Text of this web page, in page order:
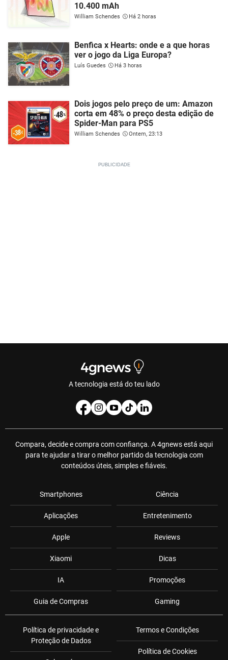
10.400 mAh
William Schendes Há 2 horas
Benfica x Hearts: onde e a que horas
ver o jogo da Liga Europa?
Luís Guedes Há 3 horas
Dois jogos pelo preço de um: Amazon
corta em 48% o preço desta edição de
Spider-Man para PS5
William Schendes Ontem, 23:13
A tecnologia está do teu lado
Compara, decide e compra com confiança. A 4gnews está aqui
para te ajudar a tirar o melhor partido da tecnologia com
conteúdos úteis, simples e fiáveis.
Smartphones
Aplicações
Apple
Xiaomi
IA
Guia de Compras
Ciência
Entretenimento
Reviews
Dicas
Promoções
Gaming
Política de privacidade e
Proteção de Dados
Termos e Condições
Política de Cookies